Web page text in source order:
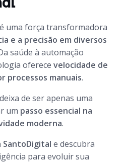
uma força transformadora
e a precisão em diversos
saúde à automação
oferece velocidade de
processos manuais.
de ser apenas uma
um passo essencial na
moderna.
SantoDigital e descubra
para evoluir sua